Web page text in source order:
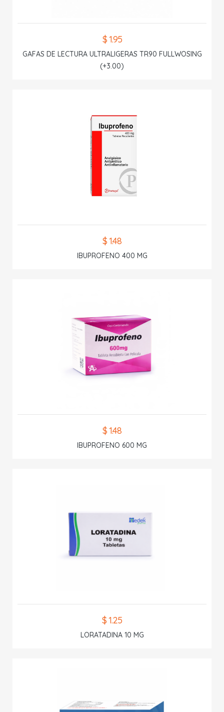
$ 1.95
GAFAS DE LECTURA ULTRALIGERAS TR90 FULLWOSING
(+3.00)
$ 1.48
IBUPROFENO 400 MG
$ 1.48
IBUPROFENO 600 MG
$ 1.25
LORATADINA 10 MG